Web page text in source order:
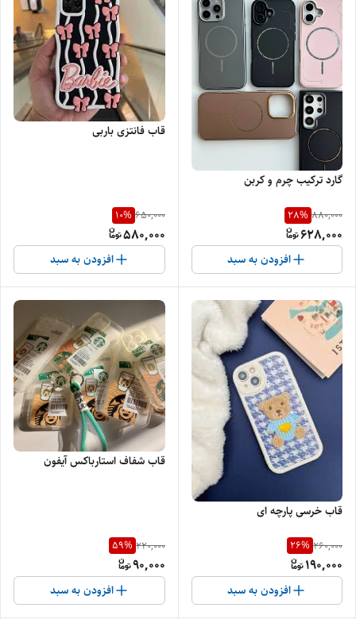
گارد ترکیب چرم و کربن
880,000
28%
628,000
افزودن به سبد
قاب فانتزی باربی
650,000
10%
580,000
افزودن به سبد
قاب خرسی پارچه ای
260,000
26%
190,000
افزودن به سبد
قاب شفاف استارباکس آیفون
220,000
59%
90,000
افزودن به سبد